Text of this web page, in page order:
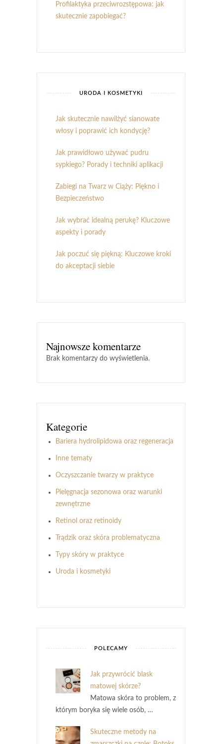
Profilaktyka przeciwrozstępowa: jak
skutecznie zapobiegać?
URODA I KOSMETYKI
Jak skutecznie nawilżyć sianowate
włosy i poprawić ich kondycję?
Jak prawidłowo używać pudru
sypkiego? Porady i techniki aplikacji
Zabiegi na Twarz w Ciąży: Piękno i
Bezpieczeństwo
Jak wybrać idealną perukę? Kluczowe
aspekty i porady
Jak poczuć się piękną: Kluczowe kroki
do akceptacji siebie
Najnowsze komentarze
Brak komentarzy do wyświetlenia.
Kategorie
Bariera hydrolipidowa oraz regeneracja
Inne tematy
Oczyszczanie twarzy w praktyce
Pielęgnacja sezonowa oraz warunki
zewnętrzne
Retinol oraz retinoidy
Trądzik oraz skóra problematyczna
Typy skóry w praktyce
Uroda i kosmetyki
POLECAMY
Jak przywrócić blask
matowej skórze?
Matowa skóra to problem, z
którym boryka się wiele osób, …
Skuteczne metody na